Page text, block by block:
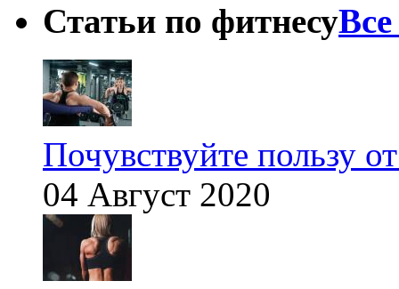
Статьи по фитнесу
Почувствуйте пользу
04 Август 2020